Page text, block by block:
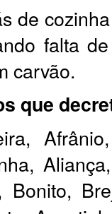
de
falta
carvão.
que
Bonito,